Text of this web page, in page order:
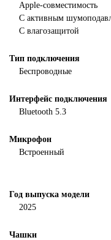
Apple-совместимость
С активным
С влагозащитой
Тип подключения
Беспроводные
Интерфейс подключения
Bluetooth 5.3
Микрофон
Встроенный
Год выпуска модели
2025
Чашки